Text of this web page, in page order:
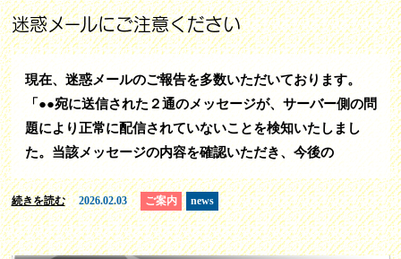
迷惑メールにご注意ください
現在、迷惑メールのご報告を多数いただいております。
「●●宛に送信された２通のメッセージが、サーバー側の問
題により正常に配信されていないことを検知いたしまし
た。当該メッセージの内容を確認いただき、今後の
続きを読む 2026.02.03 ご案内 news